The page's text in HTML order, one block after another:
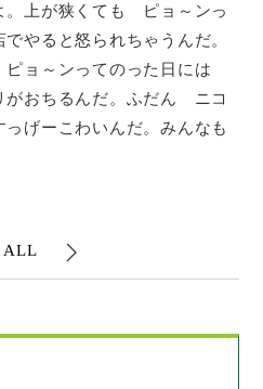
。上が狭くても ピョ～ンっ
やると怒られちゃうんだ。
ョ～ンってのった日には
がおちるんだ。ふだん ニコ
げーこわいんだ。みんなも
ALL